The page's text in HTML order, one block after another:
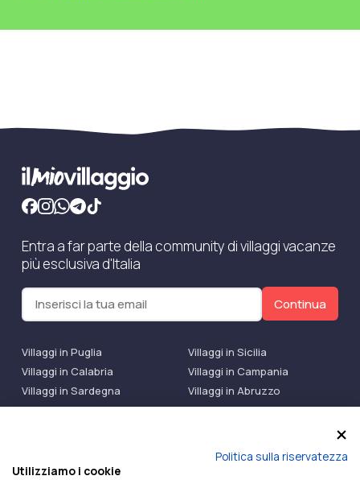
Entra a far parte della community di villaggi vacanze
più esclusiva d'Italia
Continua
Villaggi in Puglia
Villaggi in Sicilia
Villaggi in Calabria
Villaggi in Campania
Villaggi in Sardegna
Villaggi in Abruzzo
Villaggi Bluserena
Villaggi TH Resort
Politica sulla riservatezza
Utilizziamo i cookie